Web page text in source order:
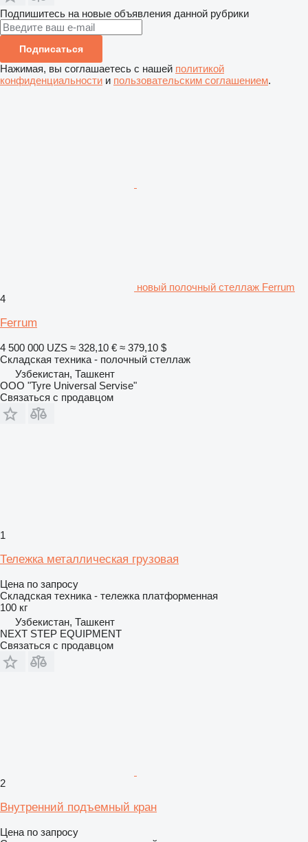
Подпишитесь на новые объявления данной рубрики
Подписаться
Нажимая, вы соглашаетесь с нашей политикой
конфиденциальности и пользовательским соглашением.
новый полочный стеллаж Ferrum
4
Ferrum
4 500 000 UZS ≈ 328,10 € ≈ 379,10 $
Складская техника - полочный стеллаж
Узбекистан, Ташкент
OOO "Tyre Universal Servise"
Связаться с продавцом
1
Тележка металлическая грузовая
Цена по запросу
Складская техника - тележка платформенная
100 кг
Узбекистан, Ташкент
NEXT STEP EQUIPMENT
Связаться с продавцом
2
Внутренний подъемный кран
Цена по запросу